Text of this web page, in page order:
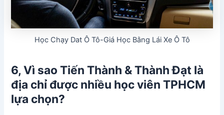
Học Chạy Dat Ô Tô-Giá Học Bằng Lái Xe Ô Tô
6, Vì sao Tiến Thành & Thành Đạt là
địa chỉ được nhiều học viên TPHCM
lựa chọn?